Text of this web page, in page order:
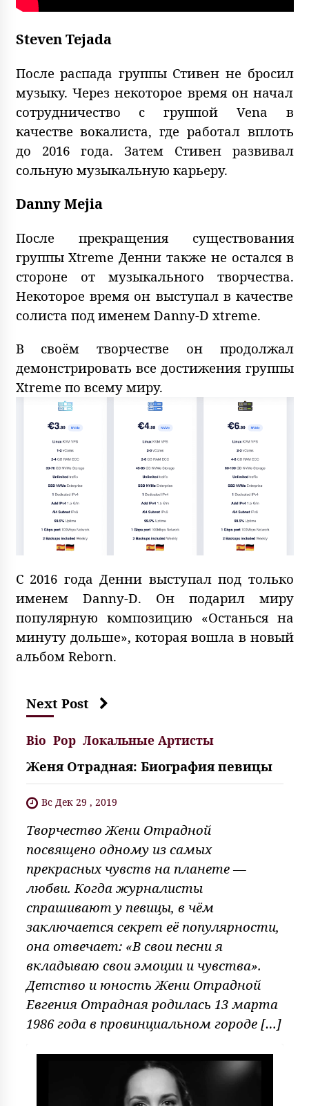
Steven Tejada
После распада группы Стивен не бросил
музыку. Через некоторое время он начал
сотрудничество с группой Vena в
качестве вокалиста, где работал вплоть
до 2016 года. Затем Стивен развивал
сольную музыкальную карьеру.
Danny Mejia
После прекращения существования
группы Xtreme Денни также не остался в
стороне от музыкального творчества.
Некоторое время он выступал в качестве
солиста под именем Danny-D xtreme.
В своём творчестве он продолжал
демонстрировать все достижения группы
Xtreme по всему миру.
С 2016 года Денни выступал под только
именем Danny-D. Он подарил миру
популярную композицию «Останься на
минуту дольше», которая вошла в новый
альбом Reborn.
Next Post
Bio Pop Локальные Артисты
Женя Отрадная: Биография певицы
Вс Дек 29 , 2019
Творчество Жени Отрадной
посвящено одному из самых
прекрасных чувств на планете —
любви. Когда журналисты
спрашивают у певицы, в чём
заключается секрет её популярности,
она отвечает: «В свои песни я
вкладываю свои эмоции и чувства».
Детство и юность Жени Отрадной
Евгения Отрадная родилась 13 марта
1986 года в провинциальном городе […]